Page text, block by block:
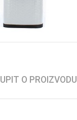
UPIT O PROIZVODU